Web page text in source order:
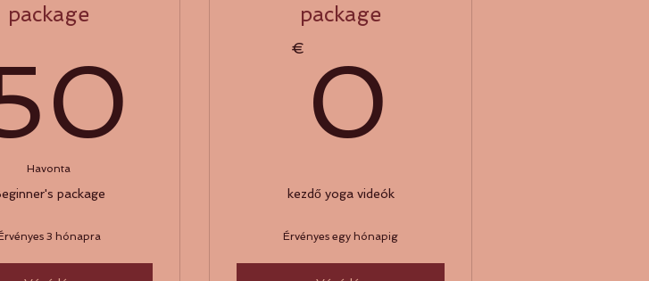
Gyere vissza később.
package
50€
Havonta
package
3 hónapra
package
€ 0
kezdő yoga videók
Érvényes egy hónapig